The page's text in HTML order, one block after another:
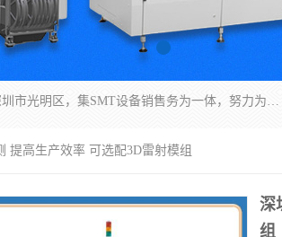
深圳市亿阳电子仪器有限公司坐落于风景秀丽的深圳市光明区，集SMT设备销售务为一体，努力为客户提供电子装配解决方案。与行业**SMT设备厂商：ASM（印刷机，锡膏检查机，贴片机），德国ERSA（爱莎）建立了稳固的代理合作关系，销售的设备一直保持**电子装配行业未来发展方向，能够满足客户各种繁杂产品的生产应用。
高生产效率 可选配3D雷射模组
深
组